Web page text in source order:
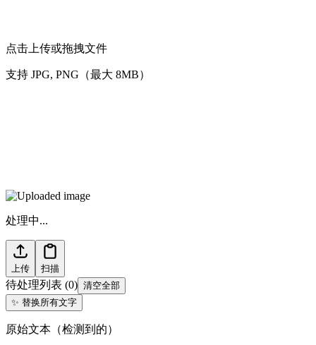
点击上传或拖拽文件
支持 JPG, PNG（最大 8MB）
处理中...
上传 扫描
待处理列表 (0) 清空全部
✨ 替换所有文字
原始文本（检测到的）